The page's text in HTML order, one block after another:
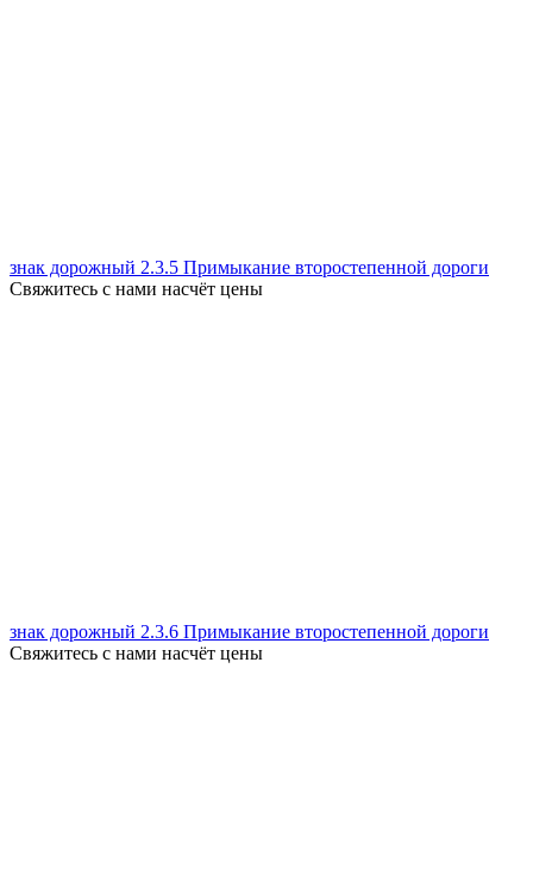
знак дорожный 2.3.5 Примыкание второстепенной дороги
Свяжитесь с нами насчёт цены
знак дорожный 2.3.6 Примыкание второстепенной дороги
Свяжитесь с нами насчёт цены